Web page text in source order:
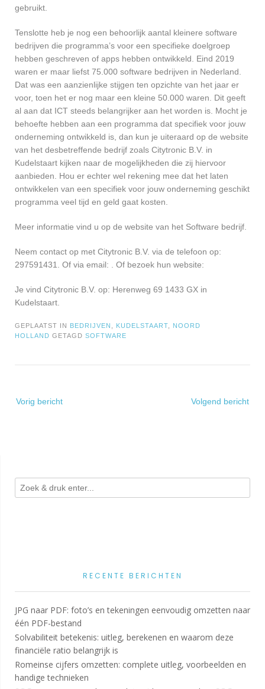
gebruikt.
Tenslotte heb je nog een behoorlijk aantal kleinere software
bedrijven die programma’s voor een specifieke doelgroep
hebben geschreven of apps hebben ontwikkeld. Eind 2019
waren er maar liefst 75.000 software bedrijven in Nederland.
Dat was een aanzienlijke stijgen ten opzichte van het jaar er
voor, toen het er nog maar een kleine 50.000 waren. Dit geeft
al aan dat ICT steeds belangrijker aan het worden is. Mocht je
behoefte hebben aan een programma dat specifiek voor jouw
onderneming ontwikkeld is, dan kun je uiteraard op de website
van het desbetreffende bedrijf zoals Citytronic B.V. in
Kudelstaart kijken naar de mogelijkheden die zij hiervoor
aanbieden. Hou er echter wel rekening mee dat het laten
ontwikkelen van een specifiek voor jouw onderneming geschikt
programma veel tijd en geld gaat kosten.
Meer informatie vind u op de website van het Software bedrijf.
Neem contact op met Citytronic B.V. via de telefoon op:
297591431. Of via email:
. Of bezoek hun website:
Je vind Citytronic B.V. op: Herenweg 69 1433 GX in
Kudelstaart.
GEPLAATST IN BEDRIJVEN KUDELSTAART
NOORD
HOLLAND GETAGD SOFTWARE
navigatie
Vorig bericht Volgend bericht
RECENTE BERICHTEN
JPG naar PDF: foto’s en tekeningen eenvoudig omzetten naar
één PDF-bestand
Solvabiliteit betekenis: uitleg, berekenen en waarom deze
financiële ratio belangrijk is
Romeinse cijfers omzetten: complete uitleg, voorbeelden en
handige technieken